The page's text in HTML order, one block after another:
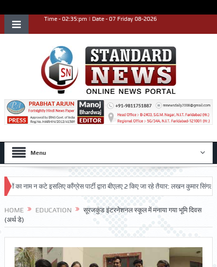
Time - 02:35:pm | Date - 07 Friday 08-2026
Menu
नाम न कटे इसलिए काँग्रेस पार्टी द्वारा बीएलए 2 किए जा रहे तैयार: लखन कुमार सिंगला
HOME EDUCATION
सूरजकुंड इंटरनेशनल स्कूल में मनाया गया भूमि दिवस
(अर्थ डे)